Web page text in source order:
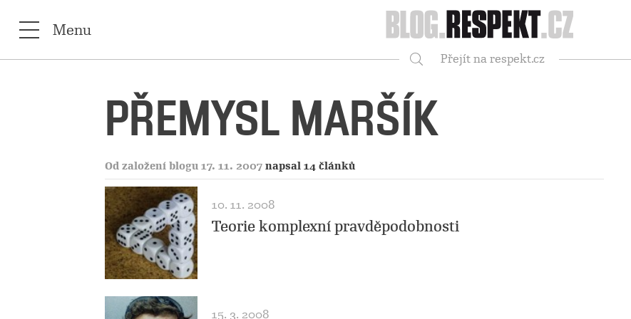
Respekt
Menu
Přejít na respekt.cz
PŘEMYSL MARŠÍK
Od založení blogu 17. 11. 2007 napsal 14 článků
10. 11. 2008
Teorie komplexní pravděpodobnosti
15. 3. 2008